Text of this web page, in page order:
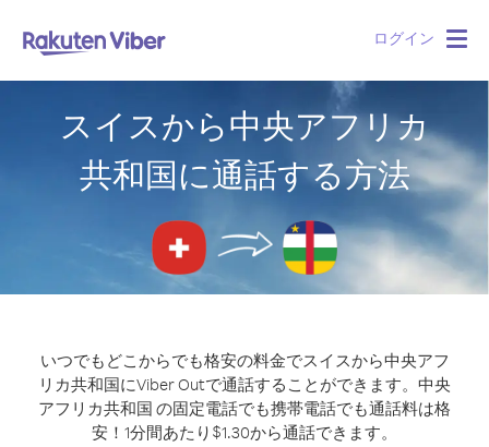
ログイン
スイスから中央アフリカ
共和国に通話する方法
いつでもどこからでも格安の料金でスイスから中央アフ
リカ共和国にViber Outで通話することができます。 中央
アフリカ共和国 の固定電話でも携帯電話でも通話料は格
安！1分間あたり$1.30から通話できます。